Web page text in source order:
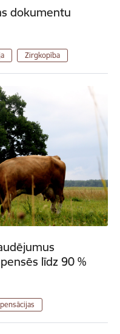
dokumentu
Zirgkopība
līdz 90 %